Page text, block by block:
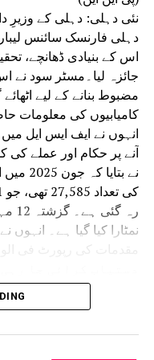
نئی دہلی: دہلی کے وزیرِ
دہلی فارنسک سائنس
اس کے بنیادی ڈھانچے،
جائزہ لیا۔مسٹر سود نے
مضبوط بنانے کے لیے
کامیابیوں کی معلومات
آنے پر حکام اور عملے
نے
نمٹارا کیا گیا ہے۔
مقدمات کی جانچ کی